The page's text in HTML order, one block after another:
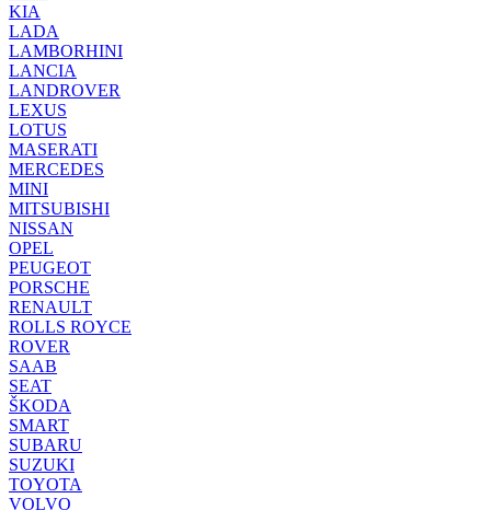
KIA
LADA
LAMBORHINI
LANCIA
LANDROVER
LEXUS
LOTUS
MASERATI
MERCEDES
MINI
MITSUBISHI
NISSAN
OPEL
PEUGEOT
PORSCHE
RENAULT
ROLLS ROYCE
ROVER
SAAB
SEAT
ŠKODA
SMART
SUBARU
SUZUKI
TOYOTA
VOLVO